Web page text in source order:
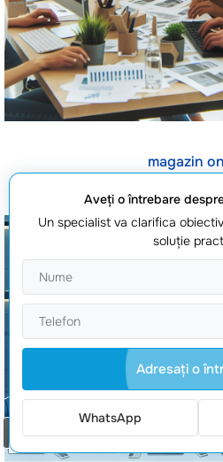
magazin
Aveţi o întrebare
Un specialist va clarifica
soluţie
Adresaţi o
WhatsApp
Comanda un apel